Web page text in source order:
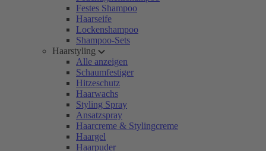
Festes Shampoo
Haarseife
Lockenshampoo
Shampoo-Sets
Haarstyling
Alle anzeigen
Schaumfestiger
Hitzeschutz
Haarwachs
Styling Spray
Ansatzspray
Haarcreme & Stylingcreme
Haargel
Haarpuder